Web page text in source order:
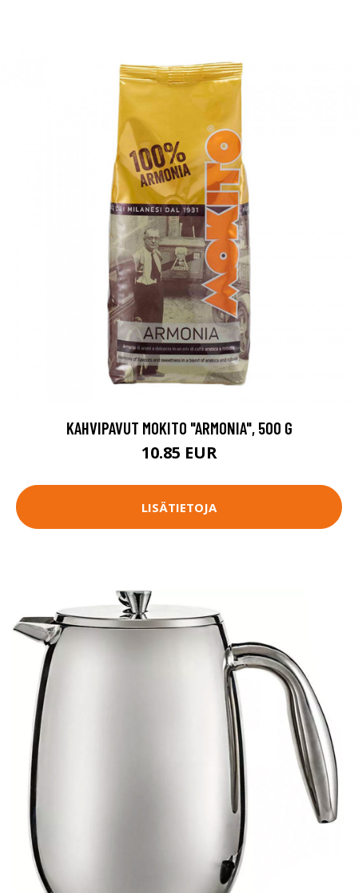
KAHVIPAVUT MOKITO "ARMONIA", 500 G
10.85 EUR
LISÄTIETOJA